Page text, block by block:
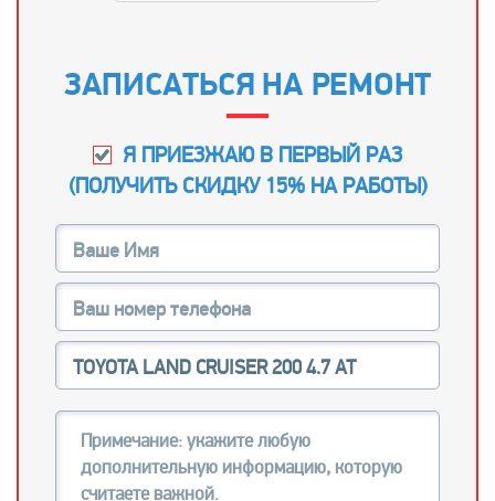
ЗАПИСАТЬСЯ НА РЕМОНТ
Я ПРИЕЗЖАЮ В ПЕРВЫЙ РАЗ
(ПОЛУЧИТЬ СКИДКУ 15% НА РАБОТЫ)